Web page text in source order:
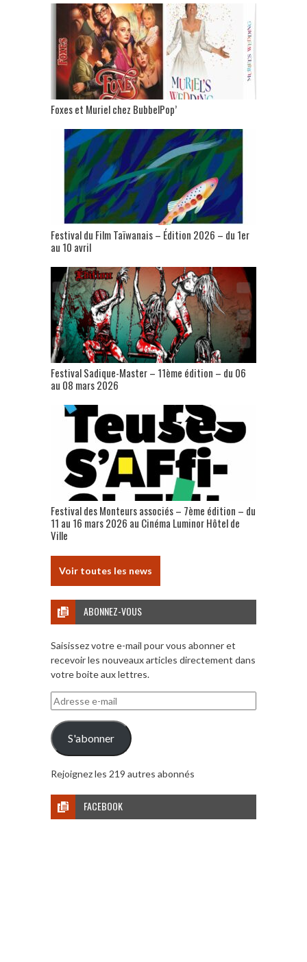
Foxes et Muriel chez BubbelPop’
Festival du Film Taïwanais – Édition 2026 – du 1er
au 10 avril
Festival Sadique-Master – 11ème édition – du 06
au 08 mars 2026
Festival des Monteurs associés – 7ème édition – du
11 au 16 mars 2026 au Cinéma Luminor Hôtel de
Ville
Voir toutes les news
ABONNEZ-VOUS
Saisissez votre e-mail pour vous abonner et
recevoir les nouveaux articles directement dans
votre boite aux lettres.
Adresse
e-
mail
S'abonner
Rejoignez les 219 autres abonnés
FACEBOOK